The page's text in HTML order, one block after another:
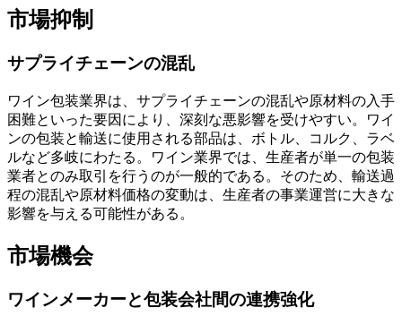
市場抑制
サプライチェーンの混乱
ワイン包装業界は、サプライチェーンの混乱や原材料の入手
困難といった要因により、深刻な悪影響を受けやすい。ワイ
ンの包装と輸送に使用される部品は、ボトル、コルク、ラベ
ルなど多岐にわたる。ワイン業界では、生産者が単一の包装
業者とのみ取引を行うのが一般的である。そのため、輸送過
程の混乱や原材料価格の変動は、生産者の事業運営に大きな
影響を与える可能性がある。
市場機会
ワインメーカーと包装会社間の連携強化